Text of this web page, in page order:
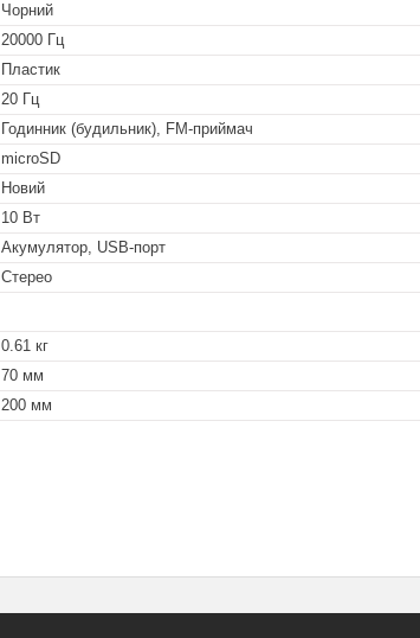
Чорний
20000 Гц
Пластик
20 Гц
Годинник (будильник), FM-приймач
microSD
Новий
10 Вт
Акумулятор, USB-порт
Стерео
0.61 кг
70 мм
200 мм